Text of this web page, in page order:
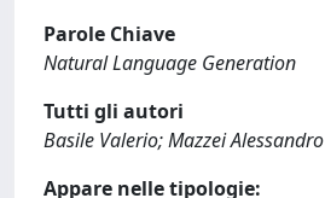
Parole Chiave
Natural Language Generation
Tutti gli autori
Basile Valerio; Mazzei Alessandro
Appare nelle tipologie: